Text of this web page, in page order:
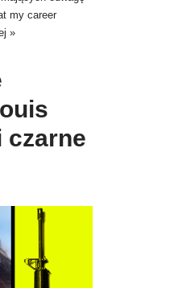
my career
»
czarne